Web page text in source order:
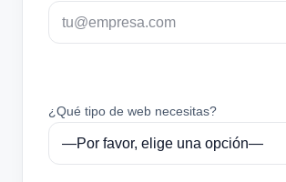
¿Qué tipo de web necesitas?